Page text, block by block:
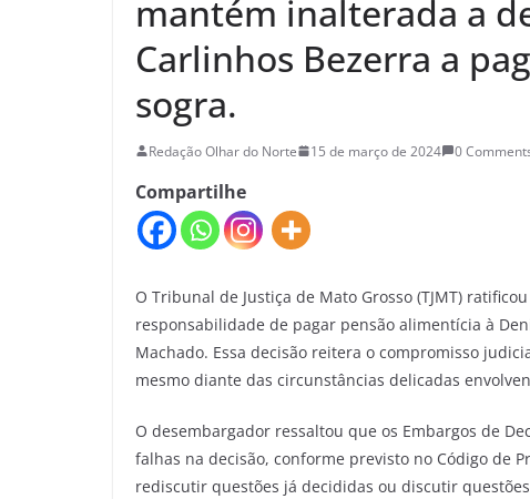
mantém inalterada a
Carlinhos Bezerra a
sogra.
Redação Olhar do Norte 15 de março de 2024 0
Compartilhe
O Tribunal de Justiça de Mato Grosso (TJMT)
responsabilidade de pagar pensão alimentícia à
Machado. Essa decisão reitera o compromisso
mesmo diante das circunstâncias delicadas
O desembargador ressaltou que os Embargos de
falhas na decisão, conforme previsto no Código de
rediscutir questões já decididas ou discutir